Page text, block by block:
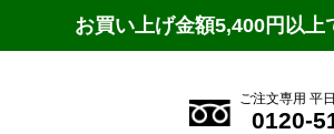
お買い上げ金額5,400円以
ご注文専用 平
0120-